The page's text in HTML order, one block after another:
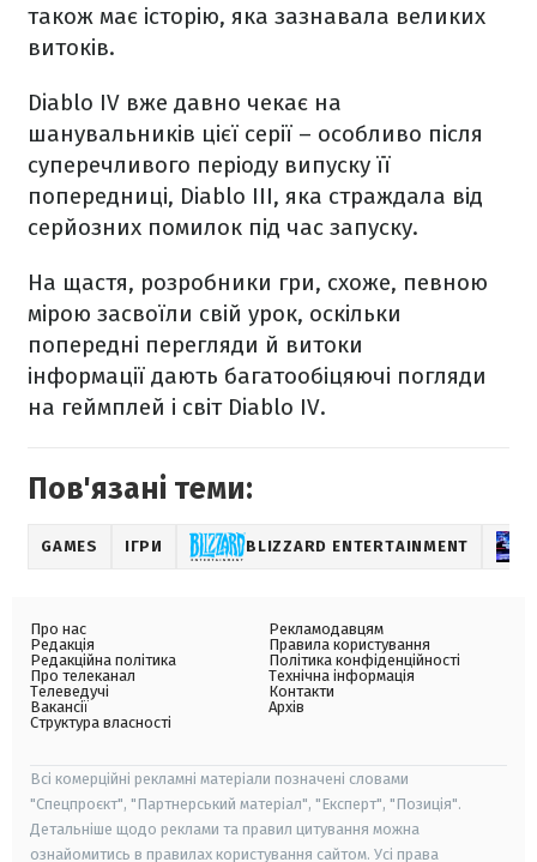
також має історію, яка зазнавала великих
витоків.
Diablo IV вже давно чекає на
шанувальників цієї серії – особливо після
суперечливого періоду випуску її
попередниці, Diablo III, яка страждала від
серйозних помилок під час запуску.
На щастя, розробники гри, схоже, певною
мірою засвоїли свій урок, оскільки
попередні перегляди й витоки
інформації дають багатообіцяючі погляди
на геймплей і світ Diablo IV.
Пов'язані теми:
GAMES ІГРИ BLIZZARD ENTERTAINMENT
Про нас
Редакція
Редакційна політика
Про телеканал
Телеведучі
Вакансії
Структура власності
Рекламодавцям
Правила користування
Політика конфіденційності
Технічна інформація
Контакти
Архів
Всі комерційні рекламні матеріали позначені словами
"Спецпроєкт", "Партнерський матеріал", "Експерт", "Позиція".
Детальніше щодо реклами та правил цитування можна
ознайомитись в правилах користування сайтом. Усі права